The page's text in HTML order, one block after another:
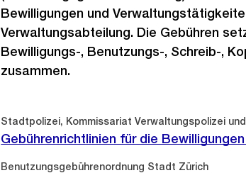
Bewilligungen und
Verwaltungsabteilung. Die Gebühren
Bewilligungs-, Benutzungs-, Schreib-,
zusammen.
Stadtpolizei, Kommissariat Verwaltungspolizei
Gebührenrichtlinien für die
Benutzungsgebührenordnung Stadt Zürich